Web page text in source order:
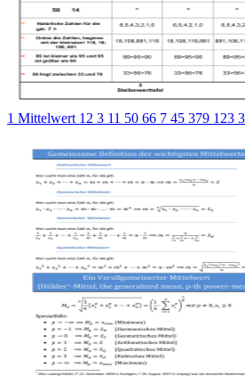
1 Mittelwert 12 3 11 50 66 7 45 379 123